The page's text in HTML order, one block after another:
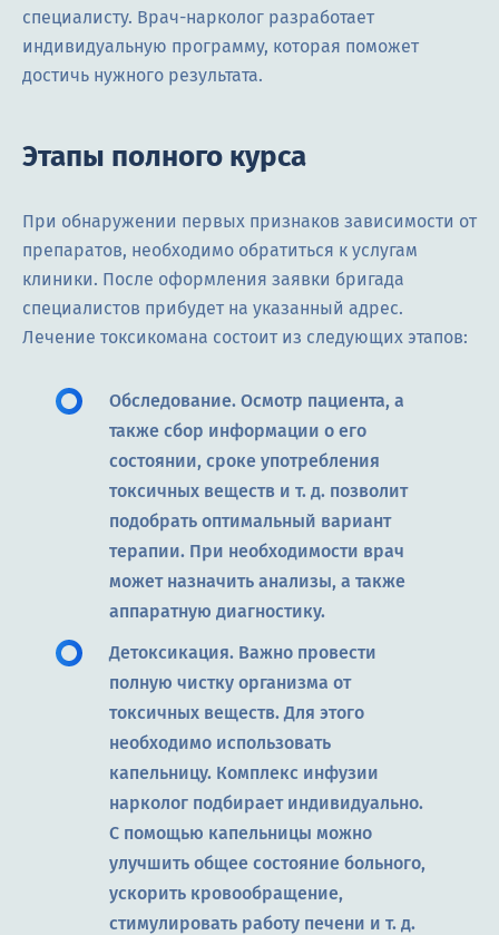
специалисту. Врач-нарколог разработает
индивидуальную программу, которая поможет
достичь нужного результата.
Этапы полного курса
При обнаружении первых признаков зависимости от
препаратов, необходимо обратиться к услугам
клиники. После оформления заявки бригада
специалистов прибудет на указанный адрес.
Лечение токсикомана состоит из следующих этапов:
Обследование. Осмотр пациента, а
также сбор информации о его
состоянии, сроке употребления
токсичных веществ и т. д. позволит
подобрать оптимальный вариант
терапии. При необходимости врач
может назначить анализы, а также
аппаратную диагностику.
Детоксикация. Важно провести
полную чистку организма от
токсичных веществ. Для этого
необходимо использовать
капельницу. Комплекс инфузии
нарколог подбирает индивидуально.
С помощью капельницы можно
улучшить общее состояние больного,
ускорить кровообращение,
стимулировать работу печени и т. д.